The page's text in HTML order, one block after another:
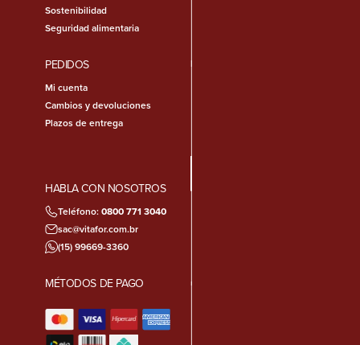
Sostenibilidad
Seguridad alimentaria
PEDIDOS
Mi cuenta
Cambios y devoluciones
Plazos de entrega
HABLA CON NOSOTROS
Teléfono:0800 771 3040
sac@vitafor.com.br
(15) 99669-3360
MÉTODOS DE PAGO